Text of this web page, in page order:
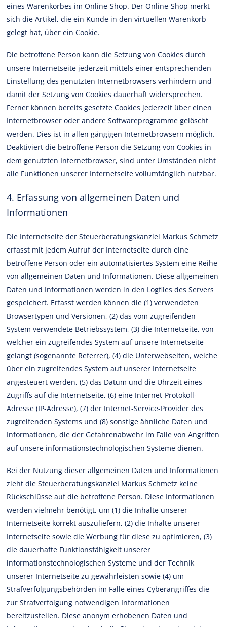
eines Warenkorbes im Online-Shop. Der Online-Shop merkt
sich die Artikel, die ein Kunde in den virtuellen Warenkorb
gelegt hat, über ein Cookie.
Die betroffene Person kann die Setzung von Cookies durch
unsere Internetseite jederzeit mittels einer entsprechenden
Einstellung des genutzten Internetbrowsers verhindern und
damit der Setzung von Cookies dauerhaft widersprechen.
Ferner können bereits gesetzte Cookies jederzeit über einen
Internetbrowser oder andere Softwareprogramme gelöscht
werden. Dies ist in allen gängigen Internetbrowsern möglich.
Deaktiviert die betroffene Person die Setzung von Cookies in
dem genutzten Internetbrowser, sind unter Umständen nicht
alle Funktionen unserer Internetseite vollumfänglich nutzbar.
4. Erfassung von allgemeinen Daten und
Informationen
Die Internetseite der Steuerberatungskanzlei Markus Schmetz
erfasst mit jedem Aufruf der Internetseite durch eine
betroffene Person oder ein automatisiertes System eine Reihe
von allgemeinen Daten und Informationen. Diese allgemeinen
Daten und Informationen werden in den Logfiles des Servers
gespeichert. Erfasst werden können die (1) verwendeten
Browsertypen und Versionen, (2) das vom zugreifenden
System verwendete Betriebssystem, (3) die Internetseite, von
welcher ein zugreifendes System auf unsere Internetseite
gelangt (sogenannte Referrer), (4) die Unterwebseiten, welche
über ein zugreifendes System auf unserer Internetseite
angesteuert werden, (5) das Datum und die Uhrzeit eines
Zugriffs auf die Internetseite, (6) eine Internet-Protokoll-
Adresse (IP-Adresse), (7) der Internet-Service-Provider des
zugreifenden Systems und (8) sonstige ähnliche Daten und
Informationen, die der Gefahrenabwehr im Falle von Angriffen
auf unsere informationstechnologischen Systeme dienen.
Bei der Nutzung dieser allgemeinen Daten und Informationen
zieht die Steuerberatungskanzlei Markus Schmetz keine
Rückschlüsse auf die betroffene Person. Diese Informationen
werden vielmehr benötigt, um (1) die Inhalte unserer
Internetseite korrekt auszuliefern, (2) die Inhalte unserer
Internetseite sowie die Werbung für diese zu optimieren, (3)
die dauerhafte Funktionsfähigkeit unserer
informationstechnologischen Systeme und der Technik
unserer Internetseite zu gewährleisten sowie (4) um
Strafverfolgungsbehörden im Falle eines Cyberangriffes die
zur Strafverfolgung notwendigen Informationen
bereitzustellen. Diese anonym erhobenen Daten und